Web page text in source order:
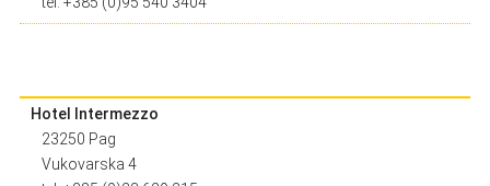
Hotel Intermezzo
23250 Pag
Vukovarska 4